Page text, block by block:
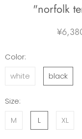
"norfolk
Color:
white
black
Size:
M
L XL